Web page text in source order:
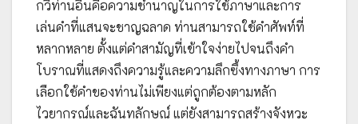
กวีท่านอื่นคือความชำนาญในการใช้ภาษาและการ
เล่นคำที่แสนจะชาญฉลาด ท่านสามารถใช้คำศัพท์ที่
หลากหลาย ตั้งแต่คำสามัญที่เข้าใจง่ายไปจนถึงคำ
โบราณที่แสดงถึงความรู้และความลึกซึ้งทางภาษา การ
เลือกใช้คำของท่านไม่เพียงแต่ถูกต้องตามหลัก
ไวยากรณ์และฉันทลักษณ์ แต่ยังสามารถสร้างจังหวะ